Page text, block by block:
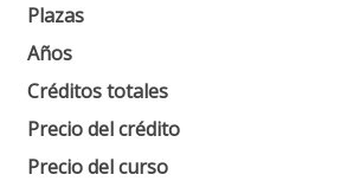
Plazas
Años
Créditos totales
Precio del crédito
Precio del curso